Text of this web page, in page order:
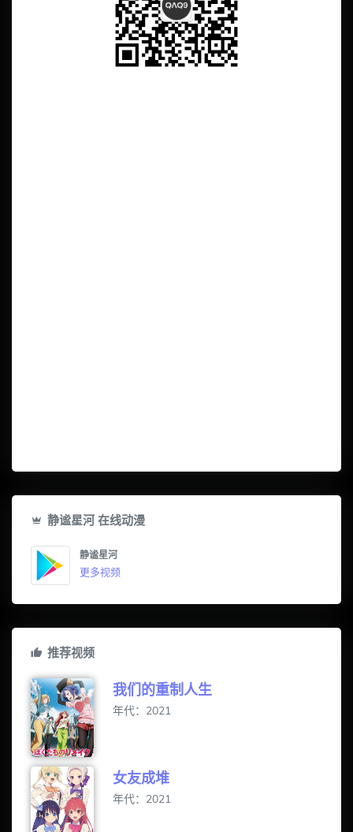
静谧星河 在线动漫
静谧星河
更多视频
推荐视频
我们的重制人生
年代：2021
女友成堆
年代：2021